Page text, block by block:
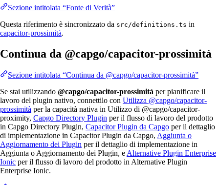
Sezione intitolata “Fonte di Verità”
Questa riferimento è sincronizzato da src/definitions.ts in
capacitor-prossimità.
Continua da @capgo/capacitor-prossimità
Sezione intitolata “Continua da @capgo/capacitor-prossimità”
Se stai utilizzando @capgo/capacitor-prossimità per pianificare il
lavoro del plugin nativo, connettilo con Utilizza @capgo/capacitor-
prossimità per la capacità nativa in Utilizzo di @capgo/capacitor-
proximity, Capgo Directory Plugin per il flusso di lavoro del prodotto
in Capgo Directory Plugin, Capacitor Plugin da Capgo per il dettaglio
di implementazione in Capacitor Plugin da Capgo, Aggiunta o
Aggiornamento dei Plugin per il dettaglio di implementazione in
Aggiunta o Aggiornamento dei Plugin, eAlternative Plugin Enterprise
Ionic per il flusso di lavoro del prodotto in Alternative Plugin
Enterprise Ionic.